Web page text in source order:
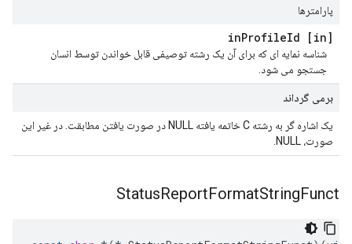
پارامترها
[in] in
ProfileId
شناسه نمایه ای که برای آن یک رشته توصیفی قابل خواندن توسط انسان
جستجو می شود.
برمی گرداند
یک اشاره گر به رشته C خاتمه یافته NULL در صورت یافتن مطابقت. در غیر این
صورت، NULL.
StatusReportFormatStringFunct